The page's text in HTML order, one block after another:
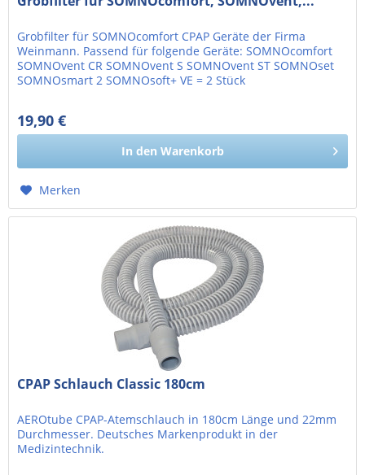
Grobfilter für SOMNOcomfort CPAP Geräte der Firma
Weinmann. Passend für folgende Geräte: SOMNOcomfort
SOMNOvent CR SOMNOvent S SOMNOvent ST SOMNOset
SOMNOsmart 2 SOMNOsoft+ VE = 2 Stück
19,90 €
16,72 € exkl. MwSt.
In den Warenkorb
Merken
CPAP Schlauch Classic 180cm
AEROtube CPAP-Atemschlauch in 180cm Länge und 22mm
Durchmesser. Deutsches Markenprodukt in der
Medizintechnik.